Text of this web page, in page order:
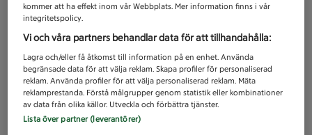
kommer att ha effekt inom vår Webbplats. Mer information finns i vår
integritetspolicy.
Vi och våra partners behandlar data för att tillhandahålla:
Lagra och/eller få åtkomst till information på en enhet. Använda
begränsade data för att välja reklam. Skapa profiler för personaliserad
reklam. Använda profiler för att välja personaliserad reklam. Mäta
reklamprestanda. Förstå målgrupper genom statistik eller kombinationer
av data från olika källor. Utveckla och förbättra tjänster.
Lista över partner (leverantörer)